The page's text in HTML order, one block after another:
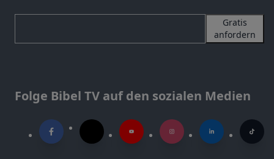
Gratis
anfordern
Folge Bibel TV auf den sozialen Medien